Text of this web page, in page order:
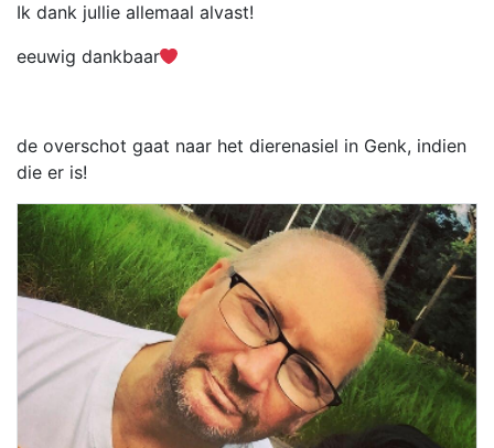
Ik dank jullie allemaal alvast!
eeuwig dankbaar
de overschot gaat naar het dierenasiel in Genk, indien
die er is!